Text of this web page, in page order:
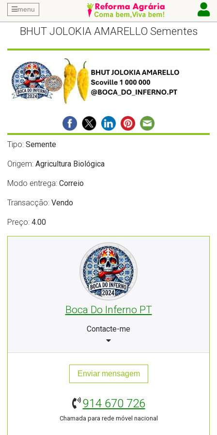
menu
BHUT JOLOKIA AMARELLO Sementes
Tipo: Semente
Origem: Agricultura Biológica
Modo entrega: Correio
Transacção: Vendo
Preço: 4.00
Boca Do Inferno PT
Contacte-me
Enviar mensagem
914 670 726
Chamada para rede móvel nacional